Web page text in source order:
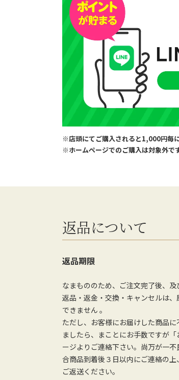
※店頭にてご購入されると1,000円毎
※ホームページでのご購入は対象外です
返品について
返品期限
なまもののため、ご注文完了後、及
返品・返金・交換・キャンセルは
できません 。
ただし、お客様にお届けした商品
ましたら、まことにお手数ですが
ージよりご連絡下さい。尚万が一
合商品到着後３日以内にご連絡の上
ご返送ください。